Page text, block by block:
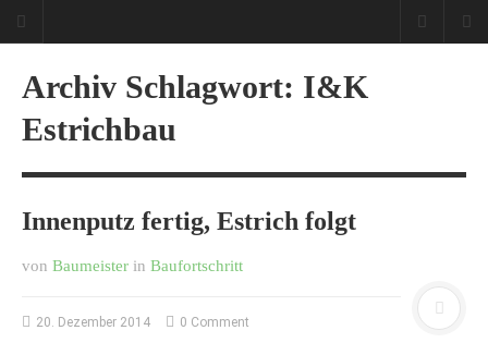
Archiv Schlagwort: I&K
Estrichbau
Innenputz fertig, Estrich folgt
von Baumeister in Baufortschritt
20. Dezember 2014 0 Comment